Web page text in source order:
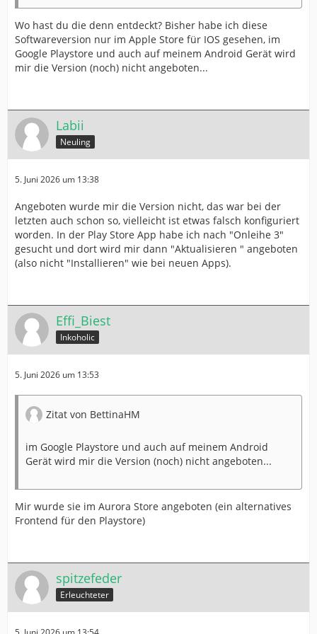
Wo hast du die denn entdeckt? Bisher habe ich diese
Softwareversion nur im Apple Store für IOS gesehen, im
Google Playstore und auch auf meinem Android Gerät wird
mir die Version (noch) nicht angeboten...
Labii
Neuling
5. Juni 2026 um 13:38
Angeboten wurde mir die Version nicht, das war bei der
letzten auch schon so, vielleicht ist etwas falsch konfiguriert
worden. In der Play Store App habe ich nach "Onleihe 3"
gesucht und dort wird mir dann "Aktualisieren " angeboten
(also nicht "Installieren" wie bei neuen Apps).
Effi_Biest
Inkoholic
5. Juni 2026 um 13:53
Zitat von BettinaHM
im Google Playstore und auch auf meinem Android
Gerät wird mir die Version (noch) nicht angeboten...
Mir wurde sie im Aurora Store angeboten (ein alternatives
Frontend für den Playstore)
spitzefeder
Erleuchteter